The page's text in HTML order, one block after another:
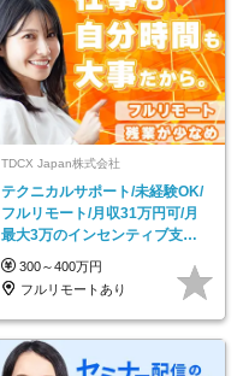
TDCX Japan株式会社
テクニカルサポート/未経験OK/
フルリモート/月収31万円可/月
最大3万のインセンティブ支給/
平均年齢33歳
300～400万円
フルリモートあり